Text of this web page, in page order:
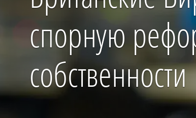
спорную
собственности